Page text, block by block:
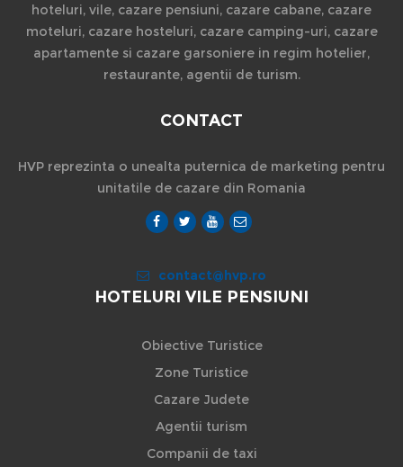
hoteluri, vile, cazare pensiuni, cazare cabane, cazare
moteluri, cazare hosteluri, cazare camping-uri, cazare
apartamente si cazare garsoniere in regim hotelier,
restaurante, agentii de turism.
CONTACT
HVP reprezinta o unealta puternica de marketing pentru
unitatile de cazare din Romania
contact@hvp.ro
HOTELURI VILE PENSIUNI
Obiective Turistice
Zone Turistice
Cazare Judete
Agentii turism
Companii de taxi